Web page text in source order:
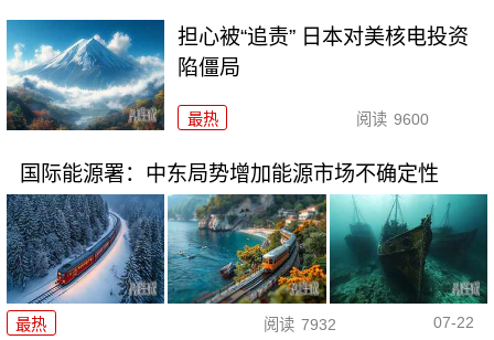
担心被“追责” 日本对美核电投资
陷僵局
最热 阅读 9600
国际能源署：中东局势增加能源市场不确定性
最热 阅读 7932 07-22